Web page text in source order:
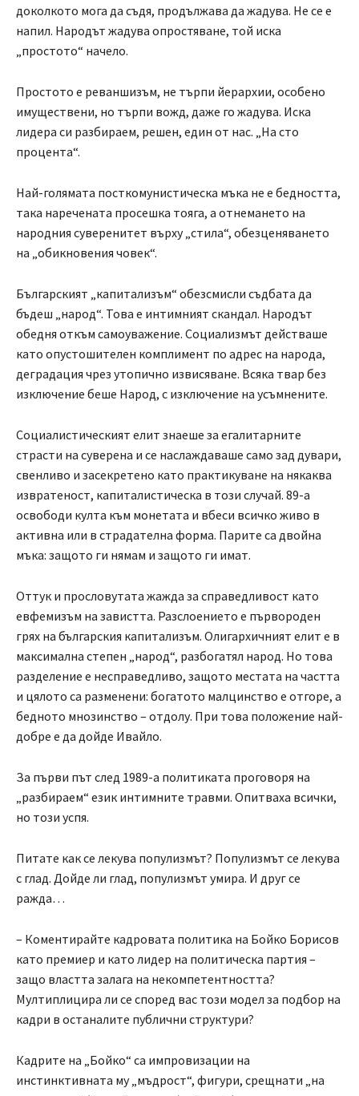
доколкото мога да съдя, продължава да жадува. Не се е
напил. Народът жадува опростяване, той иска
„простото“ начело.
Простото е реваншизъм, не търпи йерархии, особено
имуществени, но търпи вожд, даже го жадува. Иска
лидера си разбираем, решен, един от нас. „На сто
процента“.
Най-голямата посткомунистическа мъка не е бедността,
така наречената просешка тояга, а отнемането на
народния суверенитет върху „стила“, обезценяването
на „обикновения човек“.
Българският „капитализъм“ обезсмисли съдбата да
бъдеш „народ“. Това е интимният скандал. Народът
обедня откъм самоуважение. Социализмът действаше
като опустошителен комплимент по адрес на народа,
деградация чрез утопично извисяване. Всяка твар без
изключение беше Народ, с изключение на усъмнените.
Социалистическият елит знаеше за егалитарните
страсти на суверена и се наслаждаваше само зад дувари,
свенливо и засекретено като практикуване на някаква
извратеност, капиталистическа в този случай. 89-а
освободи култа към монетата и вбеси всичко живо в
активна или в страдателна форма. Парите са двойна
мъка: защото ги нямам и защото ги имат.
Оттук и прословутата жажда за справедливост като
евфемизъм на завистта. Разслоението е първороден
грях на българския капитализъм. Олигархичният елит е в
максимална степен „народ“, разбогатял народ. Но това
разделение е несправедливо, защото местата на частта
и цялото са разменени: богатото малцинство е отгоре, а
бедното мнозинство – отдолу. При това положение най-
добре е да дойде Ивайло.
За първи път след 1989-а политиката проговоря на
„разбираем“ език интимните травми. Опитваха всички,
но този успя.
Питате как се лекува популизмът? Популизмът се лекува
с глад. Дойде ли глад, популизмът умира. И друг се
ражда…
– Коментирайте кадровата политика на Бойко Борисов
като премиер и като лидер на политическа партия –
защо властта залага на некомпетентността?
Мултиплицира ли се според вас този модел за подбор на
кадри в останалите публични структури?
Кадрите на „Бойко“ са импровизации на
инстинктивната му „мъдрост“, фигури, срещнати „на